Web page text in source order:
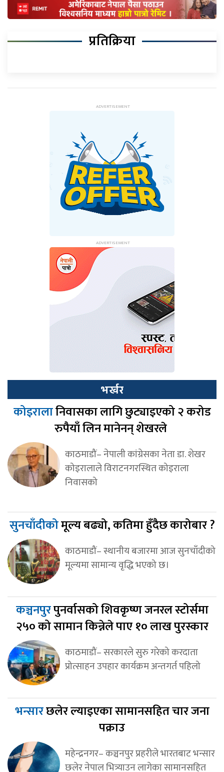
प्रतिक्रिया
भर्खर
कोइरालानिवासका लागि छुट्याइएको २ करोड
रुपैयाँ लिन मानेनन् शेखरले
काठमाडौं– नेपाली कांग्रेसका नेता डा. शेखर
कोइरालाले विराटनगरस्थित कोइराला
निवासको
सुनचाँदीकोमूल्य बढ्यो, कतिमा हुँदैछ कारोबार ?
काठमाडौं– स्थानीय बजारमा आज सुनचाँदीको
मूल्यमा सामान्य वृद्धि भएको छ।
कञ्चनपुरपुनर्वासको शिवकृष्ण जनरल स्टोर्समा
२५० को सामान किन्नेले पाए १० लाख पुरस्कार
काठमाडौं– सरकारले सुरु गरेको करदाता
प्रोत्साहन उपहार कार्यक्रम अन्तगर्त पहिलो
भन्सारछलेर ल्याइएका सामानसहित चार जना
पक्राउ
महेन्द्रनगर– कञ्चनपुर प्रहरीले भारतबाट भन्सार
छलेर नेपाल भित्र्याउन लागेका सामानसहित